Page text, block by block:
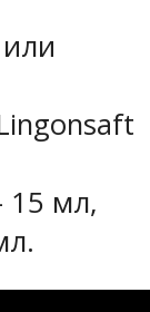
15 мл,